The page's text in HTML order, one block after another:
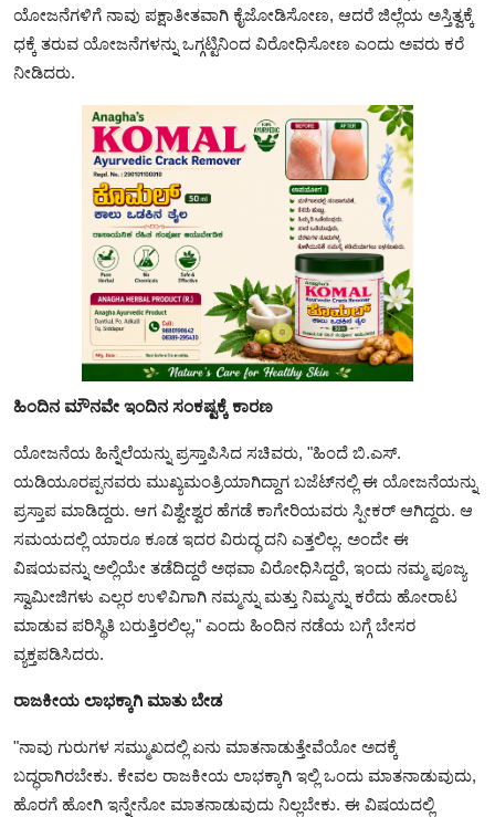
ಯೋಜನೆಗಳಿಗೆ ನಾವು ಪಕ್ಷಾತೀತವಾಗಿ ಕೈಜೋಡಿಸೋಣ, ಆದರೆ ಜಿಲ್ಲೆಯ ಅಸ್ತಿತ್ವಕ್ಕೆ
ಧಕ್ಕೆ ತರುವ ಯೋಜನೆಗಳನ್ನು ಒಗ್ಗಟ್ಟಿನಿಂದ ವಿರೋಧಿಸೋಣ ಎಂದು ಅವರು ಕರೆ
ನೀಡಿದರು.
ಹಿಂದಿನ ಮೌನವೇ ಇಂದಿನ ಸಂಕಷ್ಟಕ್ಕೆ ಕಾರಣ
ಯೋಜನೆಯ ಹಿನ್ನೆಲೆಯನ್ನು ಪ್ರಸ್ತಾಪಿಸಿದ ಸಚಿವರು, "ಹಿಂದೆ ಬಿ.ಎಸ್.
ಯಡಿಯೂರಪ್ಪನವರು ಮುಖ್ಯಮಂತ್ರಿಯಾಗಿದ್ದಾಗ ಬಜೆಟ್‌ನಲ್ಲಿ ಈ ಯೋಜನೆಯನ್ನು
ಪ್ರಸ್ತಾಪ ಮಾಡಿದ್ದರು. ಆಗ ವಿಶ್ವೇಶ್ವರ ಹೆಗಡೆ ಕಾಗೇರಿಯವರು ಸ್ಪೀಕರ್ ಆಗಿದ್ದರು. ಆ
ಸಮಯದಲ್ಲಿ ಯಾರೂ ಕೂಡ ಇದರ ವಿರುದ್ಧ ದನಿ ಎತ್ತಲಿಲ್ಲ. ಅಂದೇ ಈ
ವಿಷಯವನ್ನು ಅಲ್ಲಿಯೇ ತಡೆದಿದ್ದರೆ ಅಥವಾ ವಿರೋಧಿಸಿದ್ದರೆ, ಇಂದು ನಮ್ಮ ಪೂಜ್ಯ
ಸ್ವಾಮೀಜಿಗಳು ಎಲ್ಲರ ಉಳಿವಿಗಾಗಿ ನಮ್ಮನ್ನು ಮತ್ತು ನಿಮ್ಮನ್ನು ಕರೆದು ಹೋರಾಟ
ಮಾಡುವ ಪರಿಸ್ಥಿತಿ ಬರುತ್ತಿರಲಿಲ್ಲ," ಎಂದು ಹಿಂದಿನ ನಡೆಯ ಬಗ್ಗೆ ಬೇಸರ
ವ್ಯಕ್ತಪಡಿಸಿದರು.
ರಾಜಕೀಯ ಲಾಭಕ್ಕಾಗಿ ಮಾತು ಬೇಡ
"ನಾವು ಗುರುಗಳ ಸಮ್ಮುಖದಲ್ಲಿ ಏನು ಮಾತನಾಡುತ್ತೇವೆಯೋ ಅದಕ್ಕೆ
ಬದ್ಧರಾಗಿರಬೇಕು. ಕೇವಲ ರಾಜಕೀಯ ಲಾಭಕ್ಕಾಗಿ ಇಲ್ಲಿ ಒಂದು ಮಾತನಾಡುವುದು,
ಹೊರಗೆ ಹೋಗಿ ಇನ್ನೇನೋ ಮಾತನಾಡುವುದು ನಿಲ್ಲಬೇಕು. ಈ ವಿಷಯದಲ್ಲಿ